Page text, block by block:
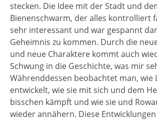
stecken. Die Idee mit der Stadt und
Bienenschwarm, der alles kontrolliert
sehr interessant und war gespannt
Geheimnis zu kommen. Durch die
und neue Charaktere kommt auch
Schwung in die Geschichte, was mir
Währenddessen beobachtet man, wie
entwickelt, wie sie mit sich und dem
bisschen kämpft und wie sie und
wieder annähern. Diese